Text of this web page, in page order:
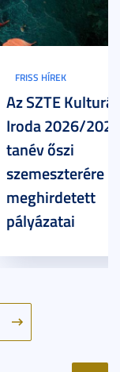
FRISS HÍREK
Az SZTE
Iroda 2026/
tanév őszi
szemeszterére
meghirdetett
pályázatai